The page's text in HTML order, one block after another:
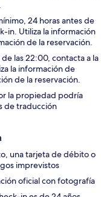
24 horas antes de
in. Utiliza la información
de la reservación.
las 22:00, contacta a la
la información de
de la reservación.
la propiedad podría
de traducción
una tarjeta de débito o
imprevistos
oficial con fotografía